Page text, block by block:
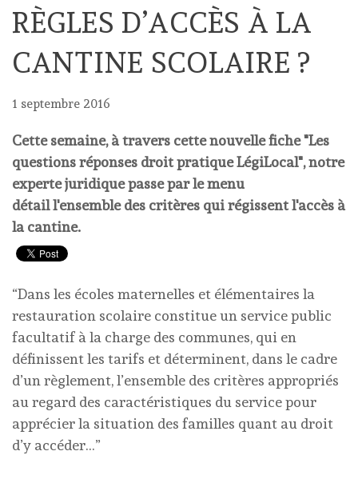
RÈGLES D’ACCÈS À LA
CANTINE SCOLAIRE ?
1 septembre 2016
Cette semaine, à travers cette nouvelle fiche "Les
questions réponses droit pratique LégiLocal", notre
experte juridique passe par le menu
détail l'ensemble des critères qui régissent l'accès à
la cantine.
“Dans les écoles maternelles et élémentaires la
restauration scolaire constitue un service public
facultatif à la charge des communes, qui en
définissent les tarifs et déterminent, dans le cadre
d’un règlement, l’ensemble des critères appropriés
au regard des caractéristiques du service pour
apprécier la situation des familles quant au droit
d’y accéder…”